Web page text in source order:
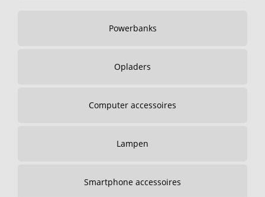
Powerbanks
Opladers
Computer accessoires
Lampen
Smartphone accessoires